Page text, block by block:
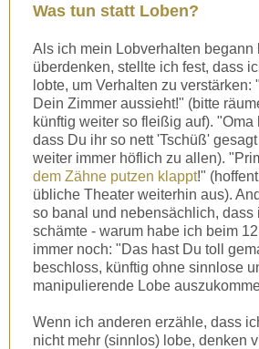
Was tun statt Loben?
Als ich mein Lobverhalten begann
überdenken, stellte ich fest, dass
lobte, um Verhalten zu verstärken:
Dein Zimmer aussieht!" (bitte
künftig weiter so fleißig auf). "Oma
dass Du ihr so nett 'Tschüß'
weiter immer höflich zu allen).
dem Zähne putzen klappt!"
übliche Theater weiterhin aus).
so banal und nebensächlich, dass
schämte - warum habe ich beim
immer noch: "Das hast Du toll
beschloss, künftig ohne sinnlose
manipulierende Lobe
Wenn ich anderen erzähle, dass
nicht mehr (sinnlos) lobe, denken